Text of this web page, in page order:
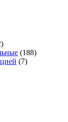
(188)
(7)